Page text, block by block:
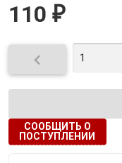
110 ₽

СООБЩИТЬ О
ПОСТУПЛЕНИИ